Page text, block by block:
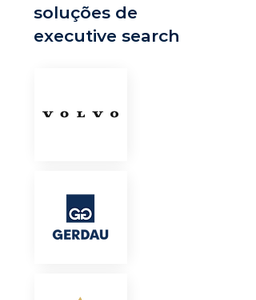
soluções de
executive search